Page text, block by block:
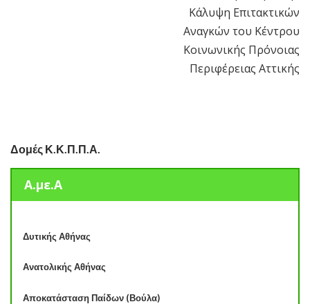
Κάλυψη Επιτακτικών
Αναγκών του Κέντρου
Κοινωνικής Πρόνοιας
Περιφέρειας Αττικής
Δομές Κ.Κ.Π.Π.Α.
Α.με.Α
Δυτικής Αθήνας
Ανατολικής Αθήνας
Αποκατάσταση Παίδων (Βούλα)